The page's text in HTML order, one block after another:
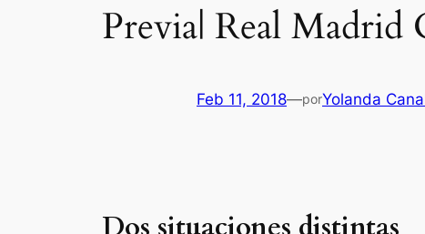
Previa| Real
Feb 11, 2018—porYolanda